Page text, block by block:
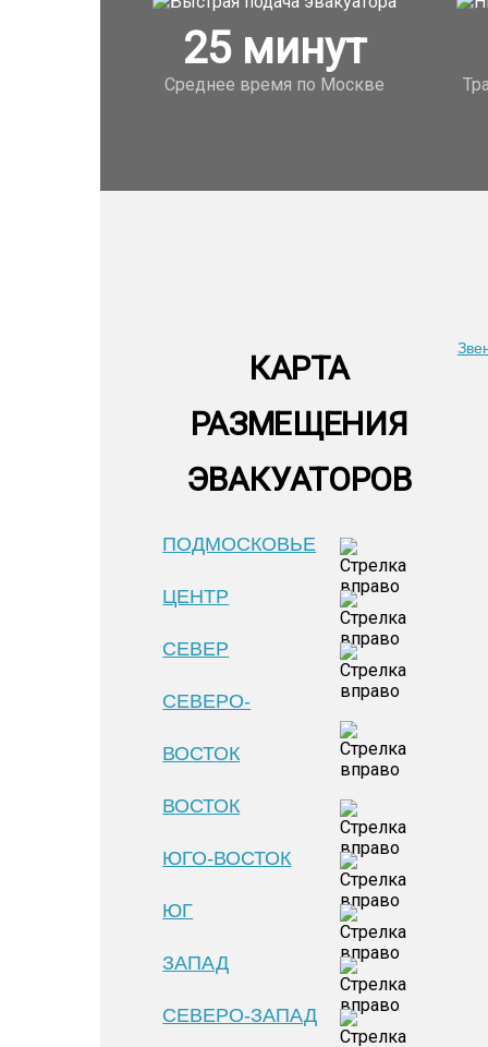
25минут
Среднее время по Москве
КАРТА
РАЗМЕЩЕНИЯ
ЭВАКУАТОРОВ
ПОДМОСКОВЬЕ
ЦЕНТР
СЕВЕР
СЕВЕРО-
ВОСТОК
ВОСТОК
ЮГО-ВОСТОК
ЮГ
ЗАПАД
СЕВЕРО-ЗАПАД